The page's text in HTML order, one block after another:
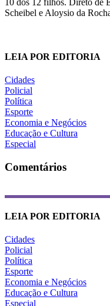
10 dos 12 filhos. Direto de
Scheibel e Aloysio da
LEIA POR EDITORIA
Cidades
Policial
Política
Esporte
Economia e Negócios
Educação e Cultura
Especial
Comentários
LEIA POR EDITORIA
Cidades
Policial
Política
Esporte
Economia e Negócios
Educação e Cultura
Especial